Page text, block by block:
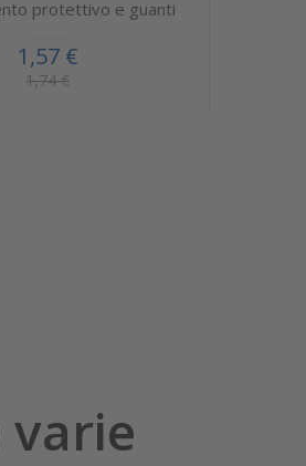
protettivo e guanti
1,57 €
1,74 €